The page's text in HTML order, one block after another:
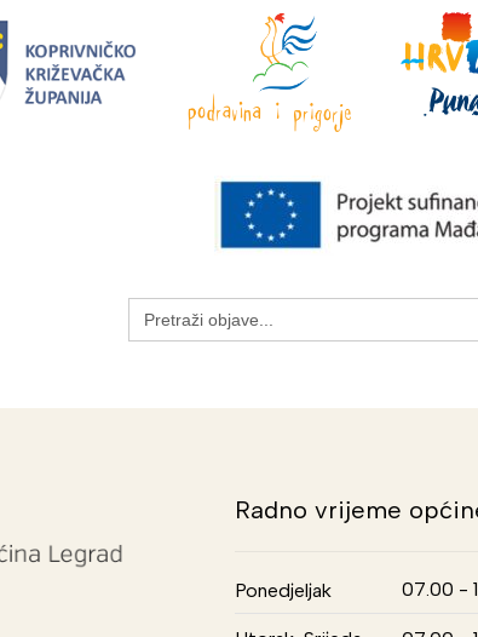
Search
for:
Radno vrijeme
Ponedjeljak 07.00 -